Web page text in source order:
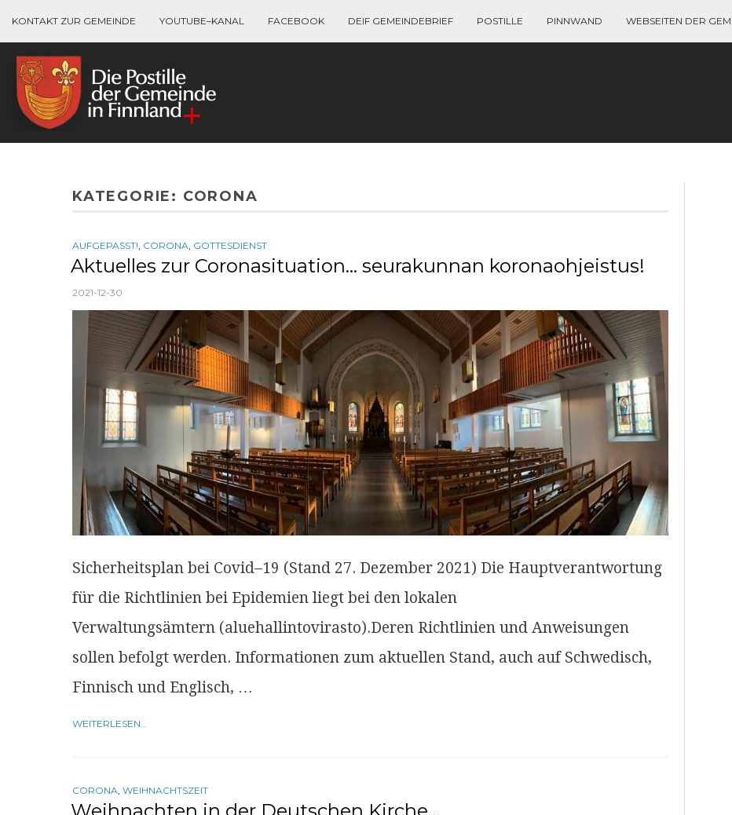
KONTAKT ZUR GEMEINDE YOUTUBE–KANAL FACEBOOK DEIF GEMEINDEBRIEF POSTILLE PINNWAND WEBSEITEN DER
KATEGORIE: CORONA
AUFGEPASST!, CORONA, GOTTESDIENST
Aktuelles zur Coronasituation… seurakunnan koronaohjeistus!
2021-12-30
Sicherheitsplan bei Covid–19 (Stand 27. Dezember 2021) Die Hauptverantwortung
für die Richtlinien bei Epidemien liegt bei den lokalen
Verwaltungsämtern (aluehallintovirasto).Deren Richtlinien und Anweisungen
sollen befolgt werden. Informationen zum aktuellen Stand, auch auf Schwedisch,
Finnisch und Englisch, …
WEITERLESEN…
CORONA WEIHNACHTSZEIT